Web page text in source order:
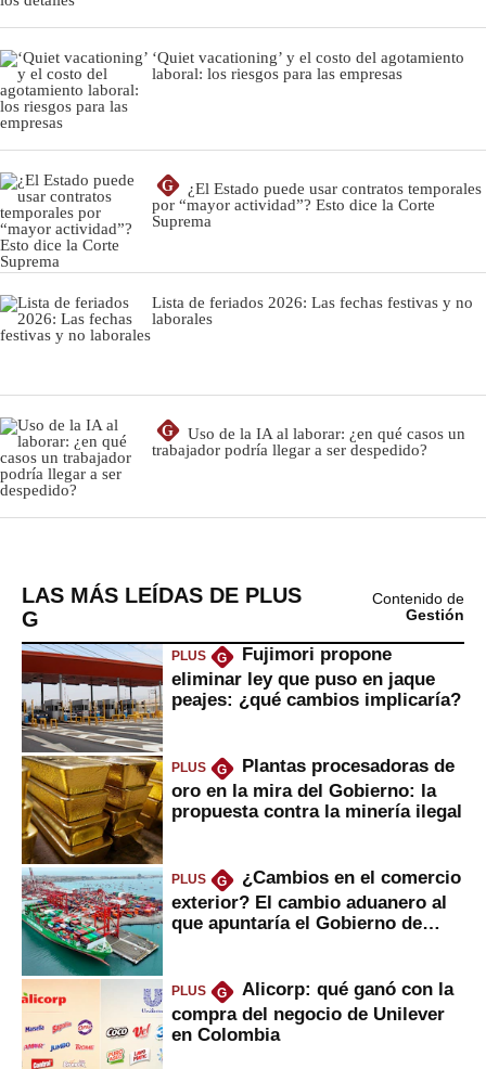
LAS MÁS LEÍDAS DE PLUS
G
Contenido de
Gestión
PLUS G
Fujimori propone
eliminar ley que puso en jaque
peajes: ¿qué cambios implicaría?
PLUS G
Plantas procesadoras de
oro en la mira del Gobierno: la
propuesta contra la minería ilegal
PLUS G
¿Cambios en el comercio
exterior? El cambio aduanero al
que apuntaría el Gobierno de
PLUS G
Alicorp: qué ganó con la
compra del negocio de Unilever
en Colombia